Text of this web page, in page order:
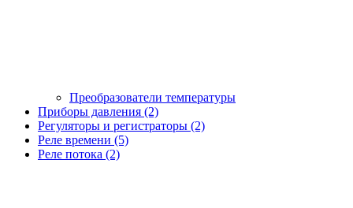
Преобразователи температуры
Приборы давления (2)
Регуляторы и регистраторы (2)
Реле времени (5)
Реле потока (2)